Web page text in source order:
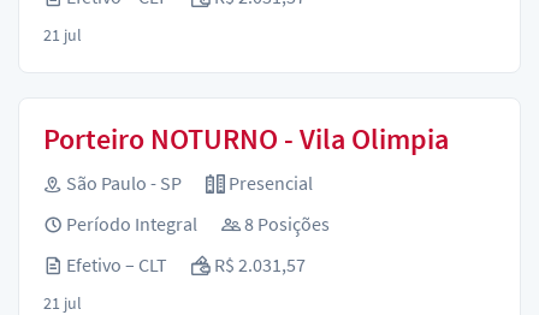
21 jul
Porteiro NOTURNO - Vila Olimpia
São Paulo - SP
Presencial
Período Integral
8 Posições
Efetivo – CLT
R$ 2.031,57
21 jul